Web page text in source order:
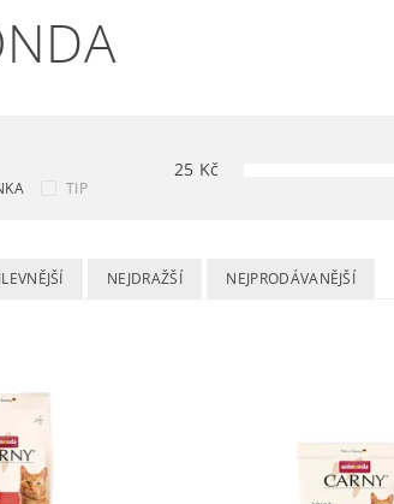
TIP
25 Kč
NEJDRAŽŠÍ NEJPRODÁVANĚJŠÍ